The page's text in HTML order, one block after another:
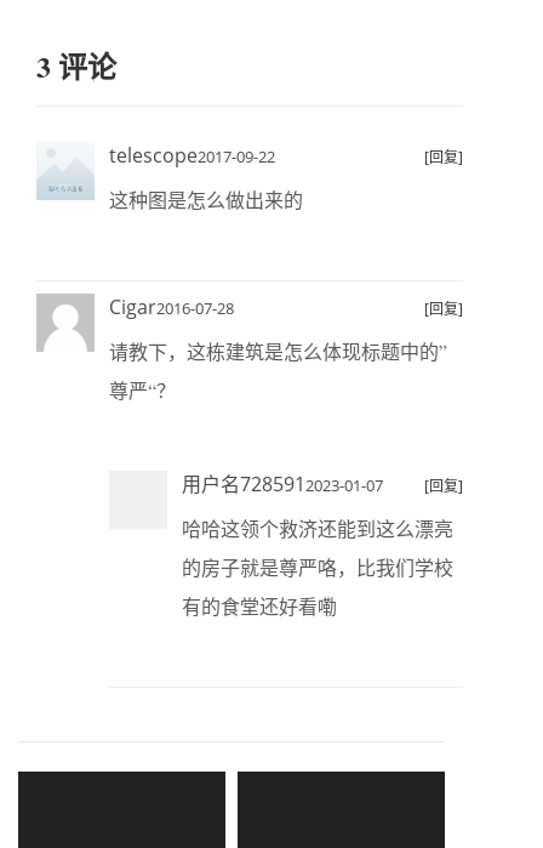
3 评论
telescope2017-09-22 [回复]
这种图是怎么做出来的
Cigar2016-07-28 [回复]
请教下，这栋建筑是怎么体现标题中的”
尊严“？
用户名7285912023-01-07 [回复]
哈哈这领个救济还能到这么漂亮
的房子就是尊严咯，比我们学校
有的食堂还好看嘞